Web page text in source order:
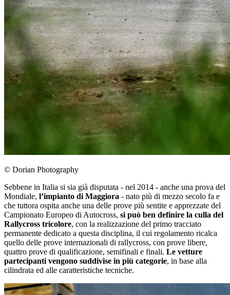
© Dorian Photography
Sebbene in Italia si sia già disputata - nel 2014 - anche una prova del
Mondiale, l’impianto di Maggiora - nato più di mezzo secolo fa e
che tuttora ospita anche una delle prove più sentite e apprezzate del
Campionato Europeo di Autocross, si può ben definire la culla del
Rallycross tricolore, con la realizzazione del primo tracciato
permanente dedicato a questa disciplina, il cui regolamento ricalca
quello delle prove internazionali di rallycross, con prove libere,
quattro prove di qualificazione, semifinali e finali. Le vetture
partecipanti vengono suddivise in più categorie, in base alla
cilindrata ed alle caratteristiche tecniche.